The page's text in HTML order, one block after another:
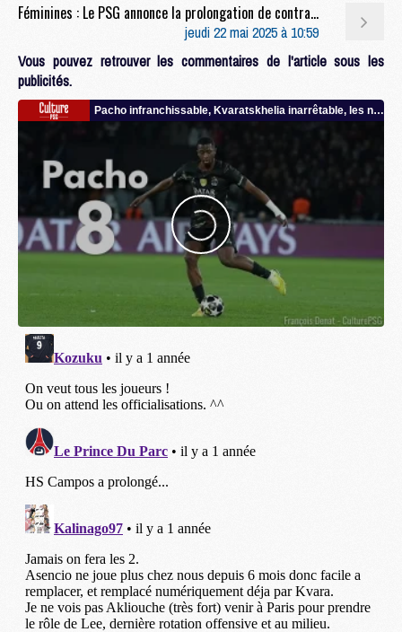
Féminines : Le PSG annonce la prolongation de contrat de Frøya Dorsin jusqu’en 2028
jeudi 22 mai 2025 à 10:59
Vous pouvez retrouver les commentaires de l'article sous les
publicités.